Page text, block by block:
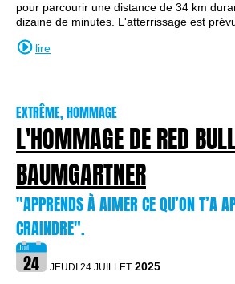
pour parcourir une distance de 34 km
dizaine de minutes. L'atterrissage est
lire
EXTRÊME, HOMMAGE
L'HOMMAGE DE RED
BAUMGARTNER
"APPRENDS À AIMER CE QU’ON T’A
CRAINDRE".
JEUDI 24 JUILLET 2025